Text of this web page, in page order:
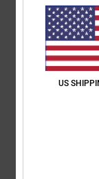
Original anzeigen -
Komfort: 5/5 Preis-
Farbe: 5/5
Ich empfehle
US